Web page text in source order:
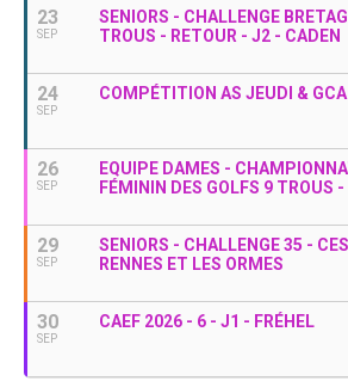
23
SEP
SENIORS - CHALLENGE
TROUS - RETOUR - J2 - CADEN
24
SEP
COMPÉTITION AS JEUDI &
26
SEP
EQUIPE DAMES -
FÉMININ DES GOLFS 9 TROUS -
29
SEP
SENIORS - CHALLENGE 35 -
RENNES ET LES ORMES
30
SEP
CAEF 2026 - 6 - J1 - FRÉHEL